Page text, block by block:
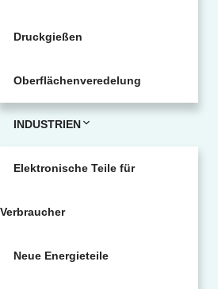
Druckgießen
Oberflächenveredelung
INDUSTRIEN
Elektronische Teile für
Verbraucher
Neue Energieteile